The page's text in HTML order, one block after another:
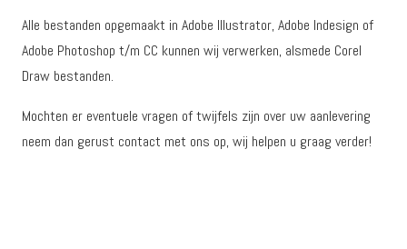
Alle bestanden opgemaakt in Adobe Illustrator, Adobe Indesign of
Adobe Photoshop t/m CC kunnen wij verwerken, alsmede Corel
Draw bestanden.
Mochten er eventuele vragen of twijfels zijn over uw aanlevering
neem dan gerust contact met ons op, wij helpen u graag verder!